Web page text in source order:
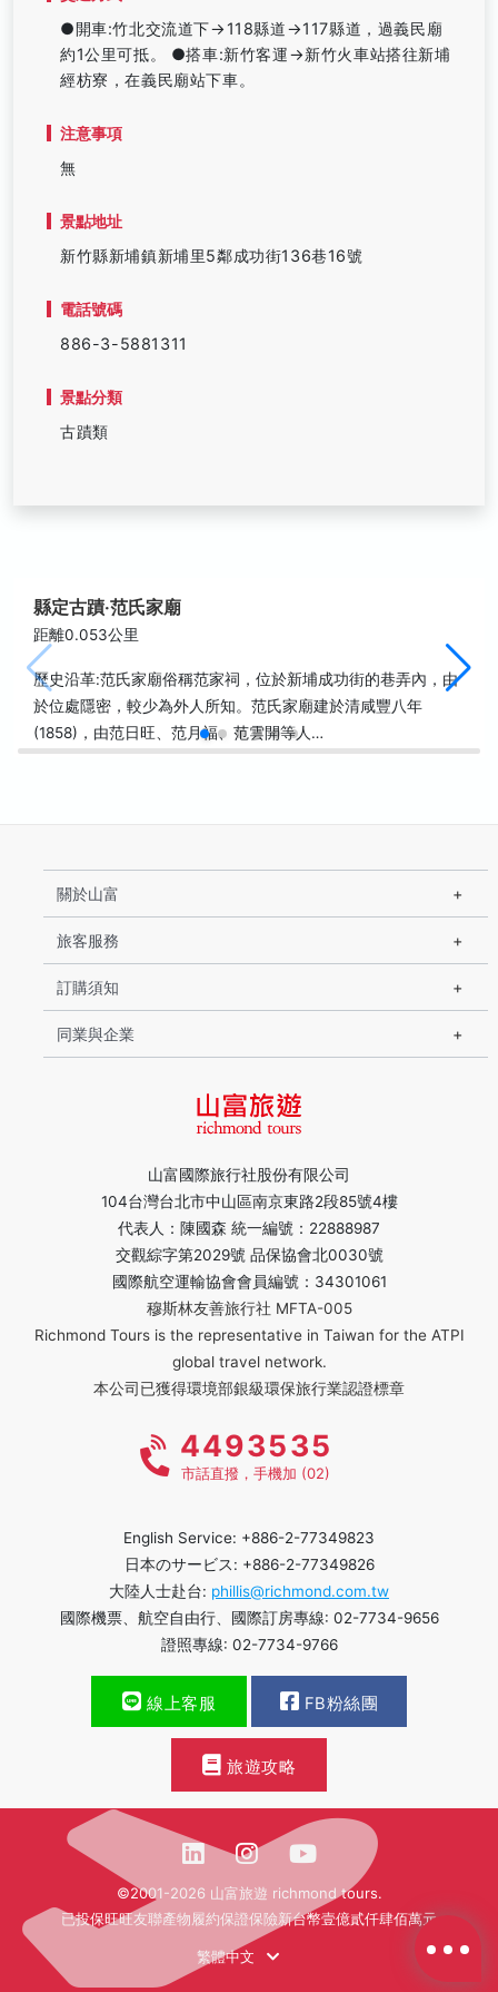
●開車:竹北交流道下→118縣道→117縣道，過義民廟
約1公里可抵。 ●搭車:新竹客運→新竹火車站搭往新埔
經枋寮，在義民廟站下車。
注意事項
無
景點地址
新竹縣新埔鎮新埔里5鄰成功街136巷16號
電話號碼
886-3-5881311
景點分類
古蹟類
縣定古蹟‧范氏家廟
距離0.053公里
歷史沿革:范氏家廟俗稱范家祠，位於新埔成功街的巷弄內，由
於位處隱密，較少為外人所知。范氏家廟建於清咸豐八年
(1858)，由范日旺、范月福、范雲開等人…
山富國際旅行社股份有限公司
104台灣台北市中山區南京東路2段85號4樓
代表人：陳國森 統一編號：22888987
交觀綜字第2029號 品保協會北0030號
國際航空運輸協會會員編號：34301061
穆斯林友善旅行社 MFTA-005
Richmond Tours is the representative in Taiwan for the ATPI
global travel network.
本公司已獲得環境部銀級環保旅行業認證標章
關於山富
旅客服務
訂購須知
同業與企業
4493535
市話直撥，手機加 (02)
English Service: +886-2-77349823
日本のサービス: +886-2-77349826
大陸人士赴台: phillis@richmond.com.tw
國際機票、航空自由行、國際訂房專線: 02-7734-9656
證照專線: 02-7734-9766
線上客服 FB粉絲團
旅遊攻略
©2001-2026 山富旅遊 richmond tours.
已投保旺旺友聯產物履約保證保險新台幣壹億貳仟肆佰萬元
繁體中文